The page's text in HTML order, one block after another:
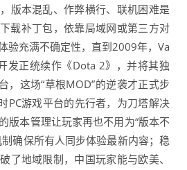
版本混乱、作弊横行、联机困难是
载补丁包，依靠局域网或第三方对
验充满不确定性，直到2009年，Va
发正统续作《Dota 2》，并将其独
，这场“草根MOD”的逆袭才正式步
PC游戏平台的先行者，为刀塔解决
版本管理让玩家再也不用为“版本不
确保所有人同步体验最新内容；稳
了地域限制，中国玩家能与欧美、